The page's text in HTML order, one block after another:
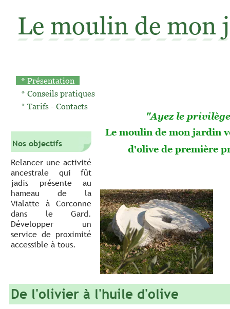
Le moulin de mon
* Présentation
* Conseils pratiques
* Tarifs - Contacts
"Ayez le
Le moulin de mon jardin
d'olive de première
Nos objectifs
Relancer une activité
ancestrale qui fût
jadis présente au
hameau de la
Vialatte à Corconne
dans le Gard.
Développer un
service de proximité
accessible à tous.
De l'olivier à l'huile d'olive